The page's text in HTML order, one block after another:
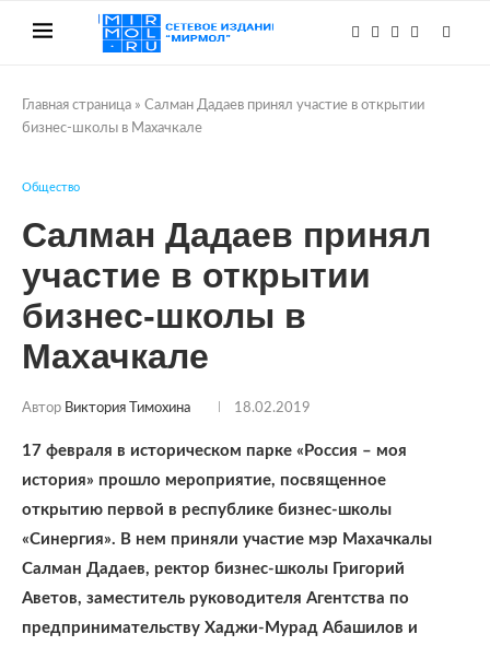
Главная страница » Салман Дадаев принял участие в открытии
бизнес-школы в Махачкале
Общество
Салман Дадаев принял
участие в открытии
бизнес-школы в
Махачкале
Автор Виктория Тимохина 18.02.2019
17 февраля в историческом парке «Россия – моя
история» прошло мероприятие, посвященное
открытию первой в республике бизнес-школы
«Синергия». В нем приняли участие мэр Махачкалы
Салман Дадаев, ректор бизнес-школы Григорий
Аветов, заместитель руководителя Агентства по
предпринимательству Хаджи-Мурад Абашилов и